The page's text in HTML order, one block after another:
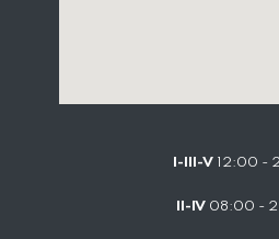
I-III-V 12:00 -
II-IV 08:00 -